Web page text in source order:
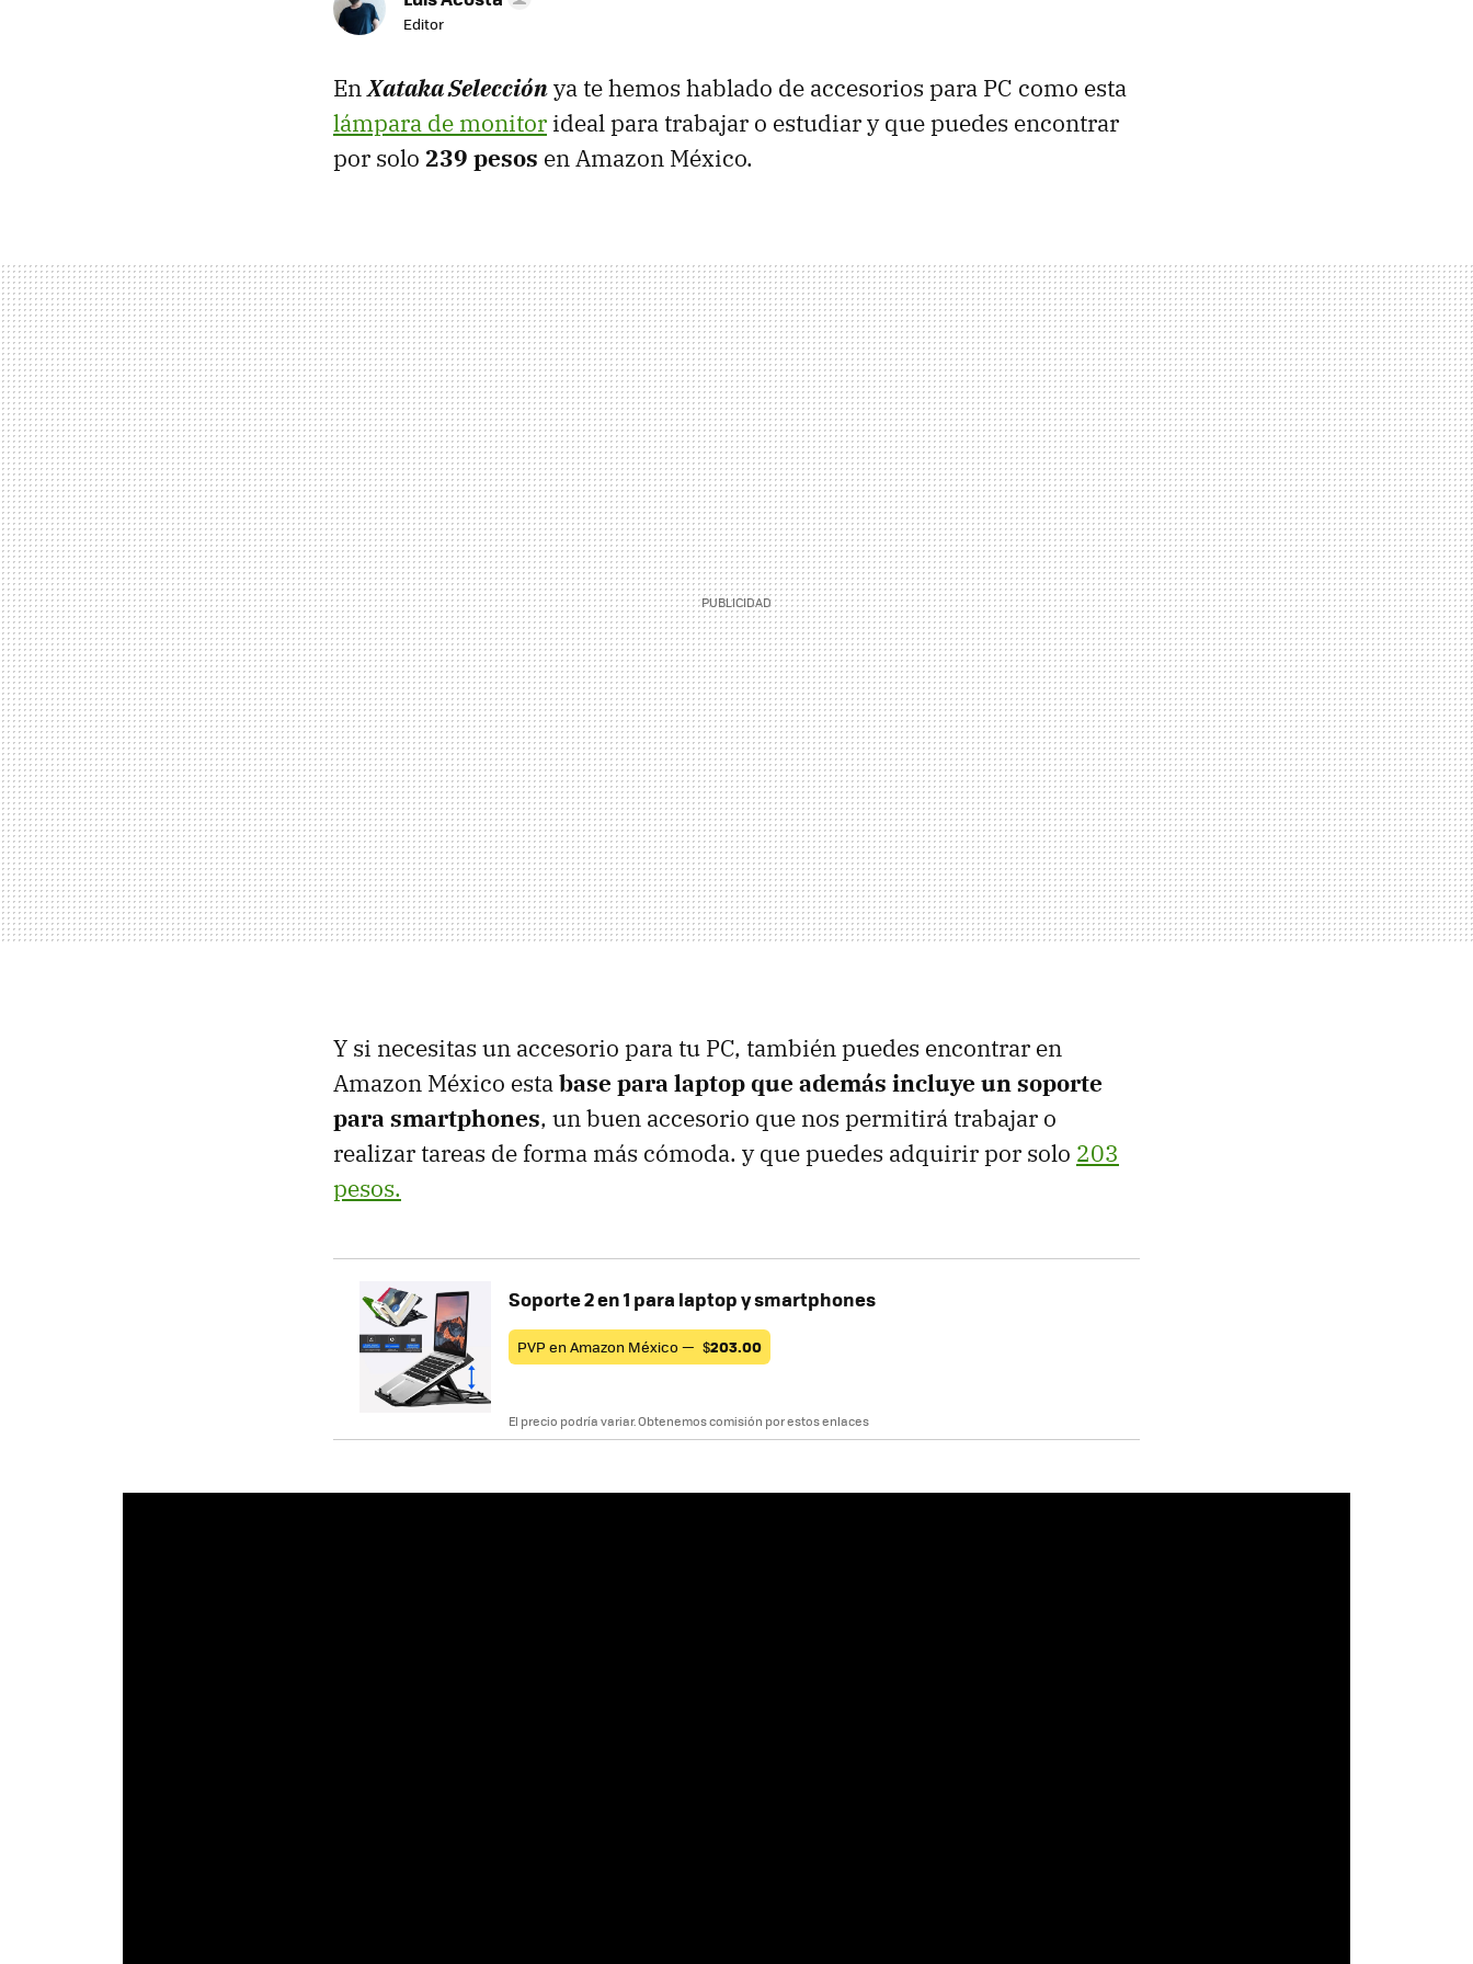
Editor
EnXataka Selecciónya te hemos hablado de accesorios para PC como esta
lámpara de monitor ideal para trabajar o estudiar y que puedes encontrar
por solo 239 pesos en Amazon México.
Y si necesitas un accesorio para tu PC, también puedes encontrar en
Amazon México estabase para laptop que además incluye un soporte
para smartphones, un buen accesorio que nos permitirá trabajar o
realizar tareas de forma más cómoda. y que puedes adquirir por solo 203
pesos.
Soporte 2 en 1 para laptop y smartphones
PVP en Amazon México — $203.00
El precio podría variar. Obtenemos comisión por estos enlaces